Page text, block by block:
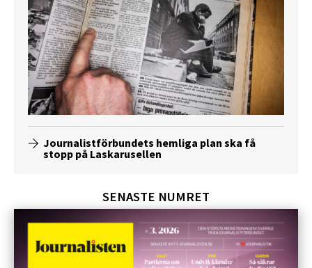
Journalistförbundets hemliga plan ska få
stopp på Laskarusellen
SENASTE NUMRET